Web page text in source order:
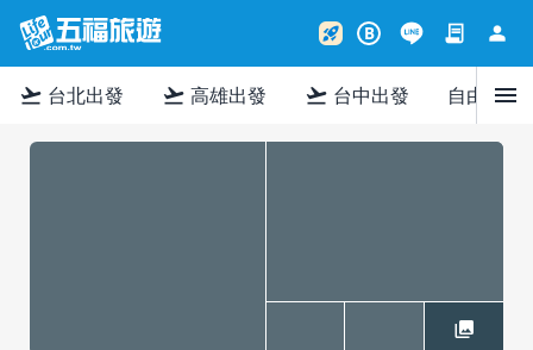
rocket_launch B contract person
flight_takeoff 台北出發 flight_takeoff 高雄出發 flight_takeoff 台中出發 自由行menu